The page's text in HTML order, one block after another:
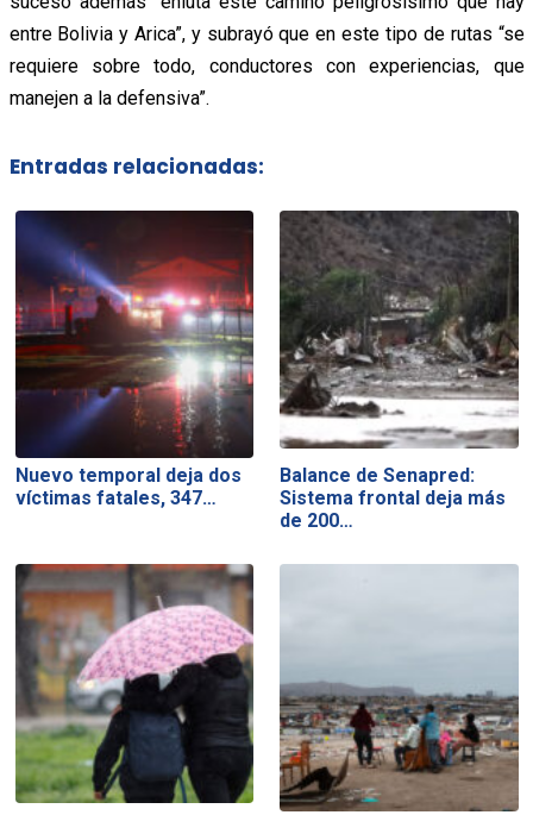
entre Bolivia y Arica”, y subrayó que en este tipo de rutas “se
requiere sobre todo, conductores con experiencias, que
manejen a la defensiva”.
Entradas relacionadas:
Nuevo temporal deja dos
víctimas fatales, 347…
Balance de Senapred:
Sistema frontal deja más
de 200…